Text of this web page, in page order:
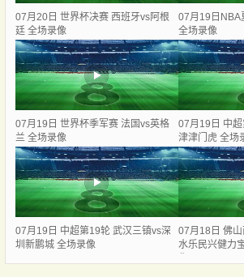
07月20日 世界杯决赛 西班牙vs阿根
廷 全场录像
07月19日NBA
全场录像
07月19日 世界杯季军赛 法国vs英格
兰 全场录像
07月19日 中
津津门虎 全场
07月19日 中超第19轮 武汉三镇vs深
圳新鹏城 全场录像
07月18日 佛
水乐民兴健力